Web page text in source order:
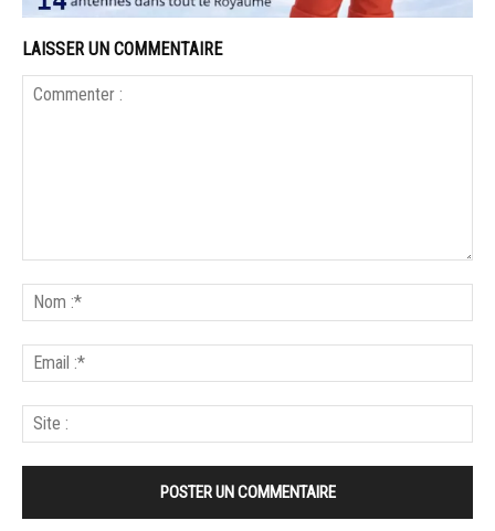
LAISSER UN COMMENTAIRE